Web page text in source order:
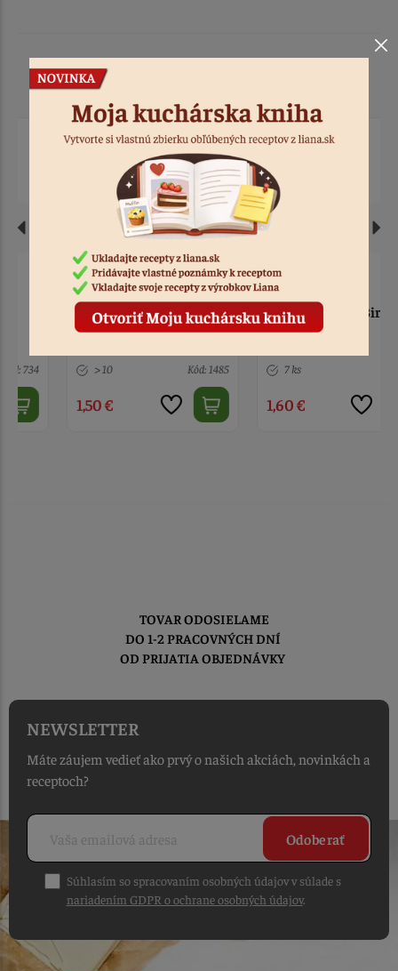
Sada - mix akrylových
zápichov modré
Zápich - Happy Birthday,
zlatý
TOVAR ODOSIELAME
DO 1-2 PRACOVNÝCH DNÍ
OD PRIJATIA OBJEDNÁVKY
NEWSLETTER
Máte záujem vedieť ako prvý o našich akciách, novinkách a
receptoch?
Odoberať
Súhlasím so spracovaním osobných údajov v súlade s
nariadením GDPR o ochrane osobných údajov.